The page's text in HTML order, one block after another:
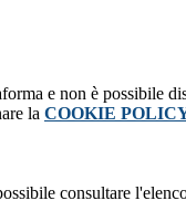
e non è possibile
la COOKIE
consultare